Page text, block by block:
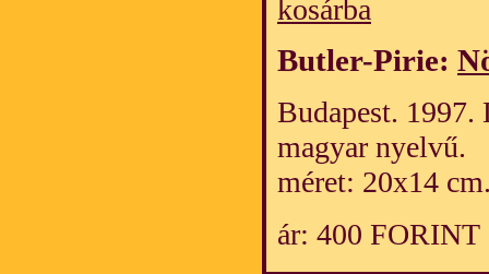
kosárba
Butler-Pirie:
Budapest. 1997.
magyar nyelvű.
méret: 20x14
ár: 400 FORINT